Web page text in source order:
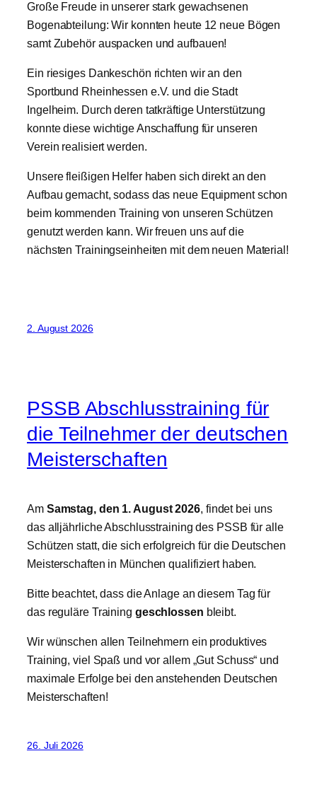
Große Freude in unserer stark gewachsenen
Bogenabteilung: Wir konnten heute 12 neue Bögen
samt Zubehör auspacken und aufbauen!
​Ein riesiges Dankeschön richten wir an den
Sportbund Rheinhessen e.V. und die Stadt
Ingelheim. Durch deren tatkräftige Unterstützung
konnte diese wichtige Anschaffung für unseren
Verein realisiert werden.
​Unsere fleißigen Helfer haben sich direkt an den
Aufbau gemacht, sodass das neue Equipment schon
beim kommenden Training von unseren Schützen
genutzt werden kann. Wir freuen uns auf die
nächsten Trainingseinheiten mit dem neuen Material!
2. August 2026
PSSB Abschlusstraining für
die Teilnehmer der deutschen
Meisterschaften
Am Samstag, den 1. August 2026, findet bei uns
das alljährliche Abschlusstraining des PSSB für alle
Schützen statt, die sich erfolgreich für die Deutschen
Meisterschaften in München qualifiziert haben.
Bitte beachtet, dass die Anlage an diesem Tag für
das reguläre Training geschlossen bleibt.
Wir wünschen allen Teilnehmern ein produktives
Training, viel Spaß und vor allem „Gut Schuss“ und
maximale Erfolge bei den anstehenden Deutschen
Meisterschaften!
26. Juli 2026